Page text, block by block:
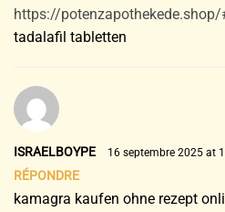
https://potenzapothekede.shop/
tadalafil tabletten
ISRAELBOYPE 16 septembre 2025 at
RÉPONDRE
kamagra kaufen ohne rezept